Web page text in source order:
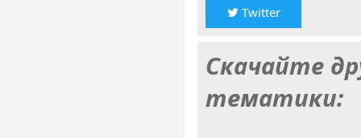
Twitter
Скачайте
тематики: